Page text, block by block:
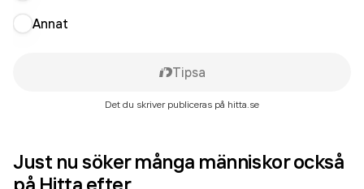
Annat
Tipsa
Det du skriver publiceras på hitta.se
Just nu söker många människor också
på Hitta efter